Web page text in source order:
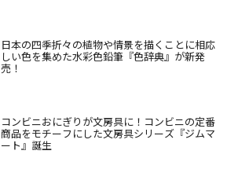
日本の四季折々の植物や情景を描くことに相応
しい色を集めた水彩色鉛筆『色辞典』が新発
売！
コンビニおにぎりが文房具に！コンビニの定番
商品をモチーフにした文房具シリーズ『ジムマ
ート』誕生